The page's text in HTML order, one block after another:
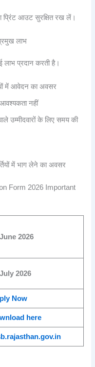
आउट सुरक्षित रख लें।
लाभ
लाभ प्रदान करती है।
में आवेदन का अवसर
आवश्यकता नहीं
उम्मीदवारों के लिए समय की
में भाग लेने का अवसर
Form 2026 Important
2026
2026
Now
here